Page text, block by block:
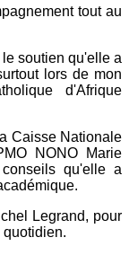
tout au
soutien qu'elle a
lors de mon
d'Afrique
Caisse Nationale
NONO Marie
qu'elle a
Legrand, pour
quotidien.